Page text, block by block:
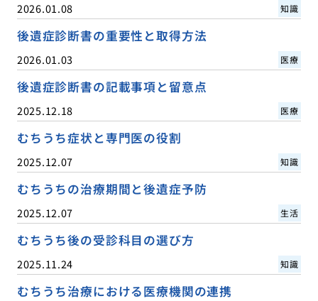
2026.01.08 知識
後遺症診断書の重要性と取得方法
2026.01.03 医療
後遺症診断書の記載事項と留意点
2025.12.18 医療
むちうち症状と専門医の役割
2025.12.07 知識
むちうちの治療期間と後遺症予防
2025.12.07 生活
むちうち後の受診科目の選び方
2025.11.24 知識
むちうち治療における医療機関の連携